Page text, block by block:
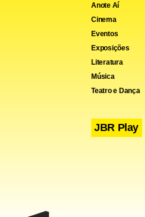
Anote Aí
Cinema
Eventos
Exposições
Literatura
Música
Teatro e Dança
JBR Play